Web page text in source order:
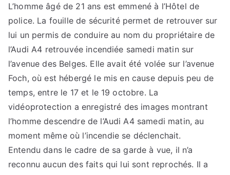
L’homme âgé de 21 ans est emmené à l’Hôtel de
police. La fouille de sécurité permet de retrouver sur
lui un permis de conduire au nom du propriétaire de
l’Audi A4 retrouvée incendiée samedi matin sur
l’avenue des Belges. Elle avait été volée sur l’avenue
Foch, où est hébergé le mis en cause depuis peu de
temps, entre le 17 et le 19 octobre. La
vidéoprotection a enregistré des images montrant
l’homme descendre de l’Audi A4 samedi matin, au
moment même où l’incendie se déclenchait.
Entendu dans le cadre de sa garde à vue, il n’a
reconnu aucun des faits qui lui sont reprochés. Il a